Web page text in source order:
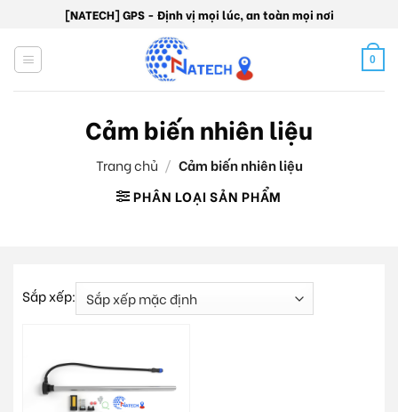
content
[NATECH] GPS - Định vị mọi lúc, an toàn mọi nơi
0
Cảm biến nhiên liệu
Trang chủ / Cảm biến nhiên liệu
PHÂN LOẠI SẢN PHẨM
Sắp xếp: